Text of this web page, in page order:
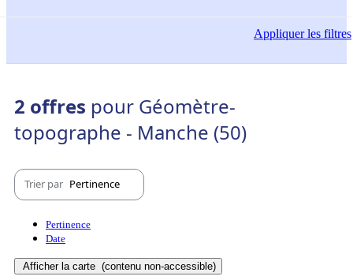
Appliquerles filtres
2 offres pour Géomètre-
topographe - Manche (50)
Trier par Pertinence
Pertinence
Date
Afficher la carte (contenu non-accessible)